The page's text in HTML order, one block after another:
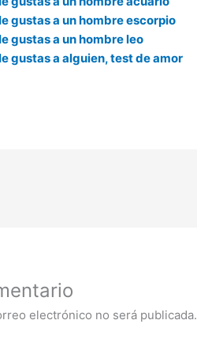
gustas a un hombre escorpio
gustas a un hombre leo
gustas a alguien, test de amor
electrónico no será publicada.